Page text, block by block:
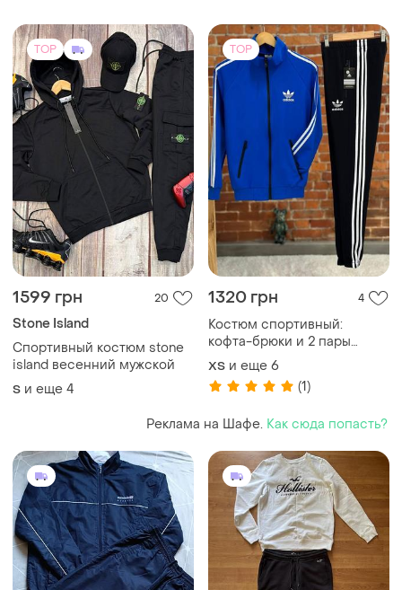
TOP
1599 грн 20
Stone Island
Спортивный костюм stone
island весенний мужской
S и еще 4
TOP
1320 грн 4
Костюм спортивный:
кофта-брюки и 2 пары
носка в подарок премиум
качество 5 цветов
XS и еще 6
(1)
Реклама на Шафе. Как сюда попасть?